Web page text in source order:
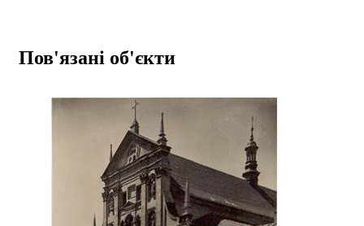
Пов'язані об'єкти